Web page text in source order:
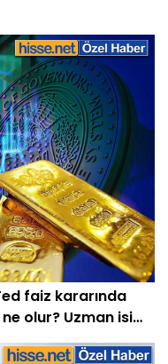
faiz kararında
olur? Uzman isim